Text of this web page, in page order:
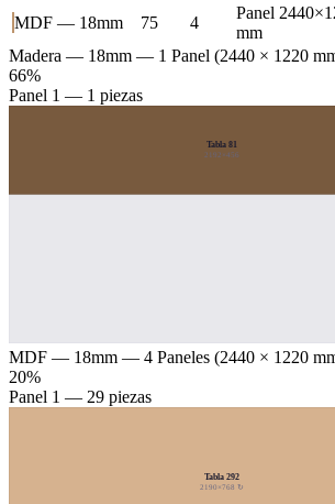
MDF — 18mm 75 4
Panel
mm
Madera — 18mm — 1 Panel (2440 × 1220
66%
Panel 1 — 1 piezas
Tabla 81
2192×456
MDF — 18mm — 4 Paneles (2440 × 1220
20%
Panel 1 — 29 piezas
Tabla 292
2190×768 ↻